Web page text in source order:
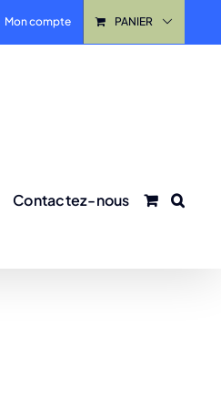
Mon compte PANIER
Contactez-nous